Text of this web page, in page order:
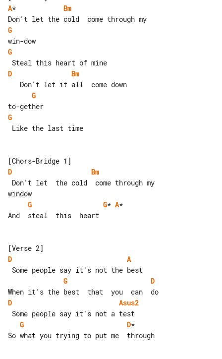
A* Bm
G
G
D
Bm
G
G
D
Bm
G
G* A*
And  steal  this  heart
D
A
G
D
D
Asus2
G
D*
So what you trying to put me  through